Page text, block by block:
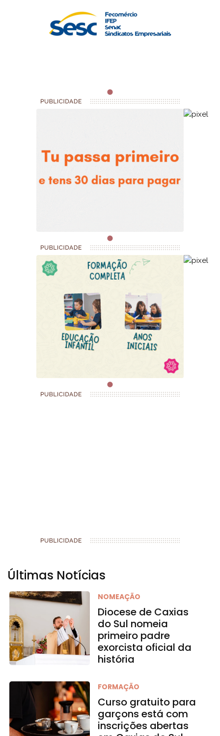
Últimas Notícias
NOMEAÇÃO
Diocese de Caxias
do Sul nomeia
primeiro padre
exorcista oficial da
história
FORMAÇÃO
Curso gratuito para
garçons está com
inscrições abertas